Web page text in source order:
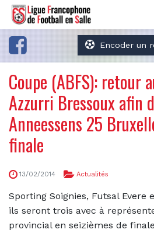
Encoder un
Coupe (ABFS): retour
Azzurri Bressoux afin
Anneessens 25
finale
13/02/2014 Actualités
Sporting Soignies, Futsal Evere
ils seront trois avec à
provincial en seizièmes de